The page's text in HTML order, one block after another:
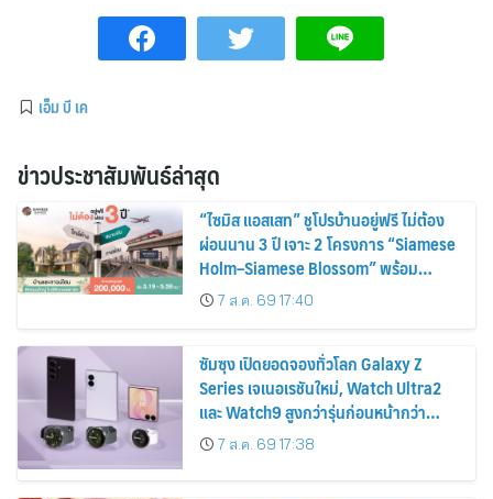
เอ็ม บี เค
ข่าวประชาสัมพันธ์ล่าสุด
“ไซมิส แอสเสท” ชูโปรบ้านอยู่ฟรี ไม่ต้อง
ผ่อนนาน 3 ปี เจาะ 2 โครงการ “Siamese
Holm–Siamese Blossom” พร้อม
ส่วนลดและสิทธิพิเศษถึง 31 สิงหาคม
2569
7 ส.ค. 69 17:40
ซัมซุง เปิดยอดจองทั่วโลก Galaxy Z
Series เจเนอเรชันใหม่, Watch Ultra2
และ Watch9 สูงกว่ารุ่นก่อนหน้ากว่า
30%7 ส.ค. 69 17:38